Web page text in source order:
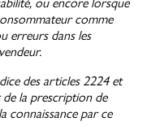
comme
erreurs dans les
des articles 2224 et
la prescription de
connaissance par ce